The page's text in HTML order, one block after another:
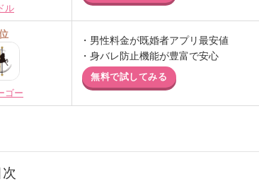
ル
ゴー
・男性料金が既婚者アプリ最安値
・身バレ防止機能が豊富で安心
無料で試してみる
次